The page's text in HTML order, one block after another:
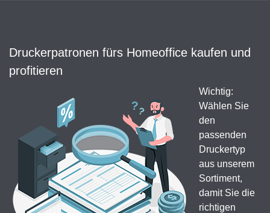
Druckerpatronen fürs Homeoffice kaufen und
profitieren
Wichtig:
Wählen Sie
den
passenden
Druckertyp
aus unserem
Sortiment,
damit Sie die
richtigen